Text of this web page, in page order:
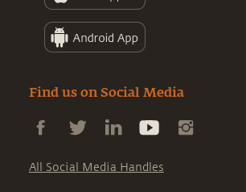
Find us on Social Media
All Social Media Handles